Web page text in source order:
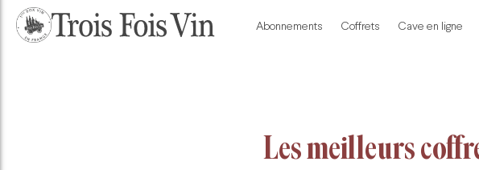
Abonnements Coffrets Cave en ligne
Les meilleurs